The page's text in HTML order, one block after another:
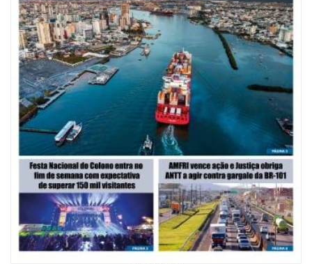
07/08/2026 | 07:00
Saúde de BC promove mutirão de DIU e Implanon na UBS Municípios
neste sábado
POLÍTICA